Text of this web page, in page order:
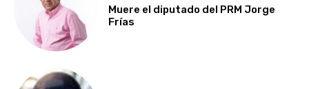
Muere el diputado del PRM Jorge
Frías